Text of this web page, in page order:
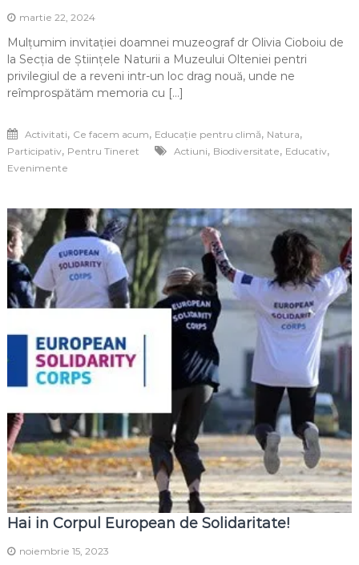
martie 22, 2024
Mulțumim invitației doamnei muzeograf dr Olivia Cioboiu de
la Secția de Științele Naturii a Muzeului Olteniei pentri
privilegiul de a reveni intr-un loc drag nouă, unde ne
reîmprospătăm memoria cu […]
Activitati, Ce facem acum, Educație pentru climă, Natura,
Participativ, Pentru Tineret Actiuni, Biodiversitate, Educativ,
Evenimente
Hai in Corpul European de Solidaritate!
noiembrie 15, 2023